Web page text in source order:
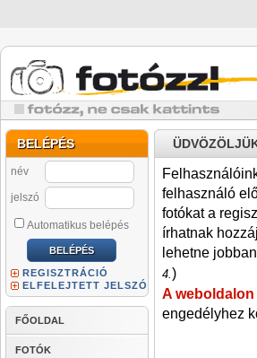
BELÉPÉS
név
jelszó
Automatikus belépés
REGISZTRÁCIÓ
ELFELEJTETT JELSZÓ
FŐOLDAL
FOTÓK
felhasználó
fotókat a
írhatnak
lehetne
4.)
A
engedélyhez